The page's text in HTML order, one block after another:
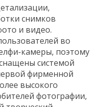
снимков
и видео.
во
камеры, поэтому
системой
фирменной
высокого
фотографии,